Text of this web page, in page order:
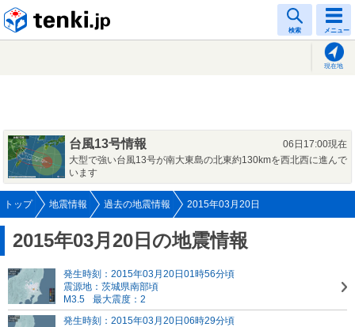
検索 メニュー
現在地
台風13号情報
06日17:00現在
大型で強い台風13号が南大東島の北東約130kmを西北西に進んで
います
トップ 地震情報 過去の地震情報 2015年03月20日
2015年03月20日の地震情報
発生時刻：2015年03月20日01時56分頃
震源地：茨城県南部頃
M3.5
最大震度：2
発生時刻：2015年03月20日06時29分頃